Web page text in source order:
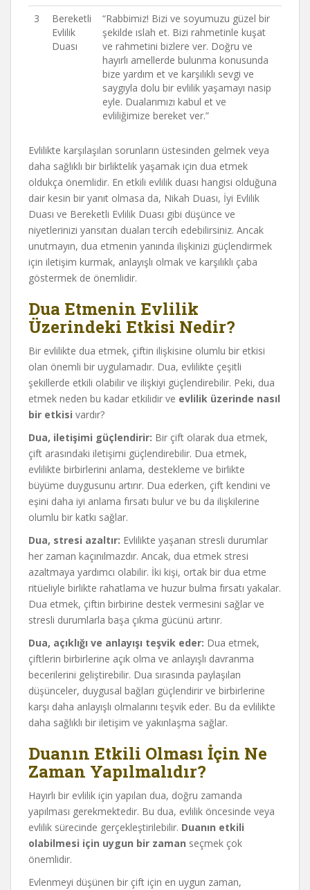
3
Bereketli
Evlilik
Duası
“Rabbimiz! Bizi ve soyumuzu güzel bir
şekilde ıslah et. Bizi rahmetinle kuşat
ve rahmetini bizlere ver. Doğru ve
hayırlı amellerde bulunma konusunda
bize yardım et ve karşılıklı sevgi ve
saygıyla dolu bir evlilik yaşamayı nasip
eyle. Dualarımızı kabul et ve
evliliğimize bereket ver.”
Evlilikte karşılaşılan sorunların üstesinden gelmek veya
daha sağlıklı bir birliktelik yaşamak için dua etmek
oldukça önemlidir. En etkili evlilik duası hangisi olduğuna
dair kesin bir yanıt olmasa da, Nikah Duası, İyi Evlilik
Duası ve Bereketli Evlilik Duası gibi düşünce ve
niyetlerinizi yansıtan duaları tercih edebilirsiniz. Ancak
unutmayın, dua etmenin yanında ilişkinizi güçlendirmek
için iletişim kurmak, anlayışlı olmak ve karşılıklı çaba
göstermek de önemlidir.
Dua Etmenin Evlilik
Üzerindeki Etkisi Nedir?
Bir evlilikte dua etmek, çiftin ilişkisine olumlu bir etkisi
olan önemli bir uygulamadır. Dua, evlilikte çeşitli
şekillerde etkili olabilir ve ilişkiyi güçlendirebilir. Peki, dua
etmek neden bu kadar etkilidir ve evlilik üzerinde nasıl
bir etkisi vardır?
Dua, iletişimi güçlendirir: Bir çift olarak dua etmek,
çift arasındaki iletişimi güçlendirebilir. Dua etmek,
evlilikte birbirlerini anlama, destekleme ve birlikte
büyüme duygusunu artırır. Dua ederken, çift kendini ve
eşini daha iyi anlama fırsatı bulur ve bu da ilişkilerine
olumlu bir katkı sağlar.
Dua, stresi azaltır: Evlilikte yaşanan stresli durumlar
her zaman kaçınılmazdır. Ancak, dua etmek stresi
azaltmaya yardımcı olabilir. İki kişi, ortak bir dua etme
ritüeliyle birlikte rahatlama ve huzur bulma fırsatı yakalar.
Dua etmek, çiftin birbirine destek vermesini sağlar ve
stresli durumlarla başa çıkma gücünü artırır.
Dua, açıklığı ve anlayışı teşvik eder: Dua etmek,
çiftlerin birbirlerine açık olma ve anlayışlı davranma
becerilerini geliştirebilir. Dua sırasında paylaşılan
düşünceler, duygusal bağları güçlendirir ve birbirlerine
karşı daha anlayışlı olmalarını teşvik eder. Bu da evlilikte
daha sağlıklı bir iletişim ve yakınlaşma sağlar.
Duanın Etkili Olması İçin Ne
Zaman Yapılmalıdır?
Hayırlı bir evlilik için yapılan dua, doğru zamanda
yapılması gerekmektedir. Bu dua, evlilik öncesinde veya
evlilik sürecinde gerçekleştirilebilir. Duanın etkili
olabilmesi için uygun bir zaman seçmek çok
önemlidir.
Evlenmeyi düşünen bir çift için en uygun zaman,